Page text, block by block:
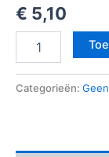
€ 5,10
Categorieën: